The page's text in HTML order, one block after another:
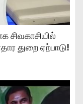
துறை ஏற்பாடு!